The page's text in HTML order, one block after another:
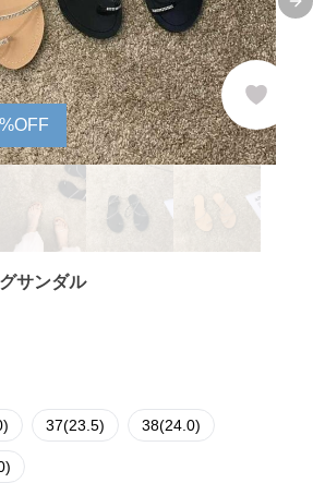
サンダル
37(23.5) 38(24.0)